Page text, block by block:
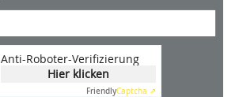
Anti-Roboter-Verifizierung
Hier klicken
FriendlyCaptcha ⇗